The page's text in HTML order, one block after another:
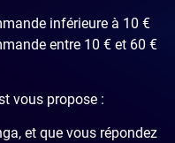
inférieure à 10 €
entre 10 € et 60 €
vous propose :
et que vous répondez